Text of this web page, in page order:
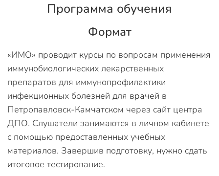
Программа обучения
Формат
«ИМО» проводит курсы по вопросам применения
иммунобиологических лекарственных
препаратов для иммунопрофилактики
инфекционных болезней для врачей в
Петропавловск-Камчатском через сайт центра
ДПО. Слушатели занимаются в личном кабинете
с помощью предоставленных учебных
материалов. Завершив подготовку, нужно сдать
итоговое тестирование.